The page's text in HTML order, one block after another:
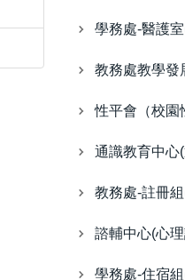
學務處-醫護
教務處教學發
性平會（校園
通識教育中心
教務處-註冊
諮輔中心(心
學務處-住宿